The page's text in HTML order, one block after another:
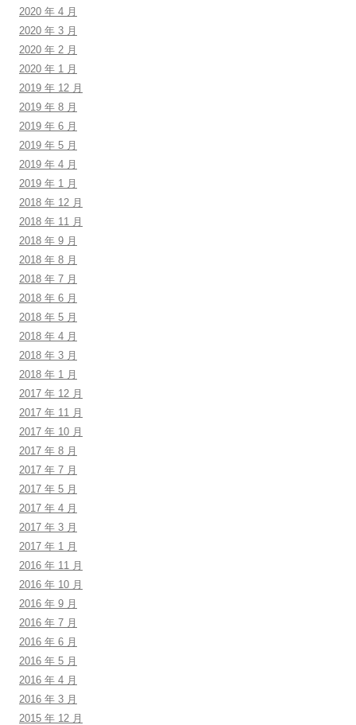
2020 年 4 月
2020 年 3 月
2020 年 2 月
2020 年 1 月
2019 年 12 月
2019 年 8 月
2019 年 6 月
2019 年 5 月
2019 年 4 月
2019 年 1 月
2018 年 12 月
2018 年 11 月
2018 年 9 月
2018 年 8 月
2018 年 7 月
2018 年 6 月
2018 年 5 月
2018 年 4 月
2018 年 3 月
2018 年 1 月
2017 年 12 月
2017 年 11 月
2017 年 10 月
2017 年 8 月
2017 年 7 月
2017 年 5 月
2017 年 4 月
2017 年 3 月
2017 年 1 月
2016 年 11 月
2016 年 10 月
2016 年 9 月
2016 年 7 月
2016 年 6 月
2016 年 5 月
2016 年 4 月
2016 年 3 月
2015 年 12 月